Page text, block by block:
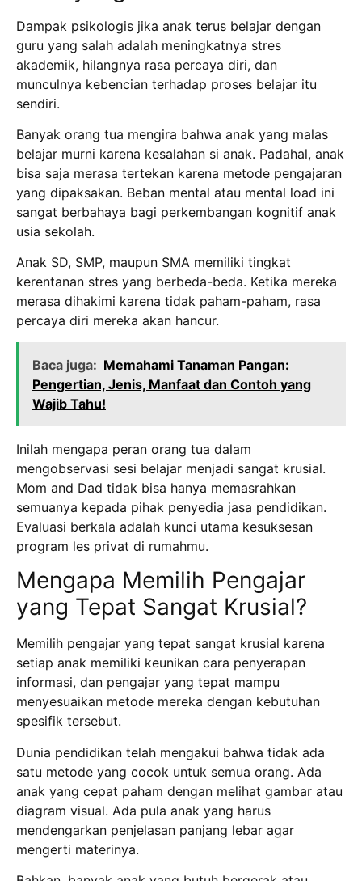
Dampak psikologis jika anak terus belajar dengan
guru yang salah adalah meningkatnya stres
akademik, hilangnya rasa percaya diri, dan
munculnya kebencian terhadap proses belajar itu
sendiri.
Banyak orang tua mengira bahwa anak yang malas
belajar murni karena kesalahan si anak. Padahal, anak
bisa saja merasa tertekan karena metode pengajaran
yang dipaksakan. Beban mental atau mental load ini
sangat berbahaya bagi perkembangan kognitif anak
usia sekolah.
Anak SD, SMP, maupun SMA memiliki tingkat
kerentanan stres yang berbeda-beda. Ketika mereka
merasa dihakimi karena tidak paham-paham, rasa
percaya diri mereka akan hancur.
Baca juga: Memahami Tanaman Pangan:
Pengertian, Jenis, Manfaat dan Contoh yang
Wajib Tahu!
Inilah mengapa peran orang tua dalam
mengobservasi sesi belajar menjadi sangat krusial.
Mom and Dad tidak bisa hanya memasrahkan
semuanya kepada pihak penyedia jasa pendidikan.
Evaluasi berkala adalah kunci utama kesuksesan
program les privat di rumahmu.
Mengapa Memilih Pengajar
yang Tepat Sangat Krusial?
Memilih pengajar yang tepat sangat krusial karena
setiap anak memiliki keunikan cara penyerapan
informasi, dan pengajar yang tepat mampu
menyesuaikan metode mereka dengan kebutuhan
spesifik tersebut.
Dunia pendidikan telah mengakui bahwa tidak ada
satu metode yang cocok untuk semua orang. Ada
anak yang cepat paham dengan melihat gambar atau
diagram visual. Ada pula anak yang harus
mendengarkan penjelasan panjang lebar agar
mengerti materinya.